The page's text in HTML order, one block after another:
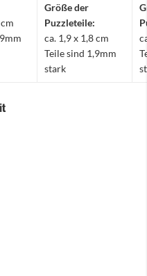
Größe der
Puzzleteile:
ca. 1,9 x 1,8 cm
Teile sind 1,9mm
stark